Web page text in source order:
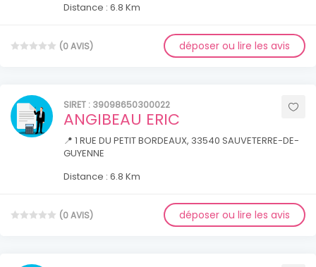
Distance : 6.8 Km
(0 AVIS) déposer ou lire les avis
SIRET : 39098650300022
ANGIBEAU ERIC
📍 1 RUE DU PETIT BORDEAUX, 33540 SAUVETERRE-DE-
GUYENNE
Distance : 6.8 Km
(0 AVIS) déposer ou lire les avis